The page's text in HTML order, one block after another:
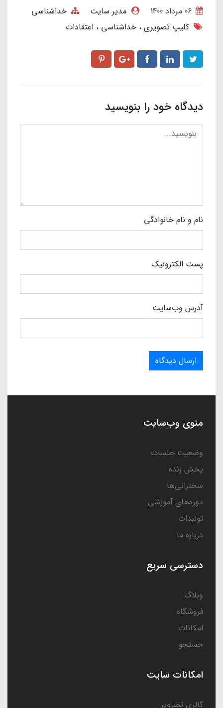
مدیر سایت
خداشناسی
کلیپ تصویری خداشناسی اعتقادات
دیدگاه خود را بنویسید
نام و نام خانوادگی
پست الکترونیک
آدرس وب‌سایت
ارسال دیدگاه
منوی وب‌سایت
وضعیت جلسات
پخش زنده
سخنرانی‌ها
دوره‌های آموزشی
تولیدات
درباره ما
دسترسی سریع
وبلاگ
فروشگاه
امکانات
جستجو
امکانات سایت
گالری تصاویر